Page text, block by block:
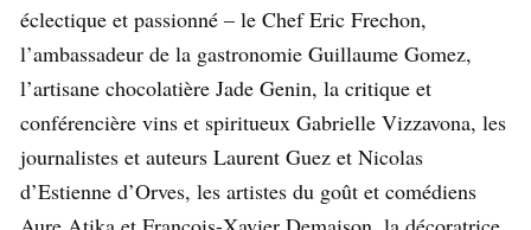
éclectique et passionné – le Chef Eric Frechon,
l’ambassadeur de la gastronomie Guillaume Gomez,
l’artisane chocolatière Jade Genin, la critique et
conférencière vins et spiritueux Gabrielle Vizzavona, les
journalistes et auteurs Laurent Guez et Nicolas
d’Estienne d’Orves, les artistes du goût et comédiens